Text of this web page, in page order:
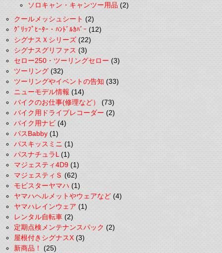
ソロキャン・キャンツー用品(2)
クールメッシュシート(2)
ｸﾞﾘｯﾌﾟﾋｰﾀｰ・ﾊﾝﾄﾞﾙｶﾊﾞｰ(12)
シグナスＸシリーズ(22)
シグナスグリファス(3)
セロー250・ツーリングセロー(3)
ツーリング(32)
ツーリングやイベントの告知(33)
ニューモデル情報(14)
バイクのお仕事(修理など）(73)
バイク用ドライブレコーダー(2)
バイク用ナビ(4)
パスBabby(1)
パスキッスミニ(1)
パスナチュラL(1)
マジェスティ4D9(1)
マジェスティＳ(62)
モビスターヤマハ(1)
ヤマハヘルメットやウェアなど(4)
ヤマハレインウェア(1)
レンタル自転車(2)
定期点検メンテナンスパック(2)
屋根付きシグナスX(3)
新商品！(25)